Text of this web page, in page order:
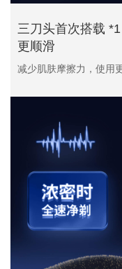
三刀头首次搭载
更顺滑
减少肌肤摩擦力，使用